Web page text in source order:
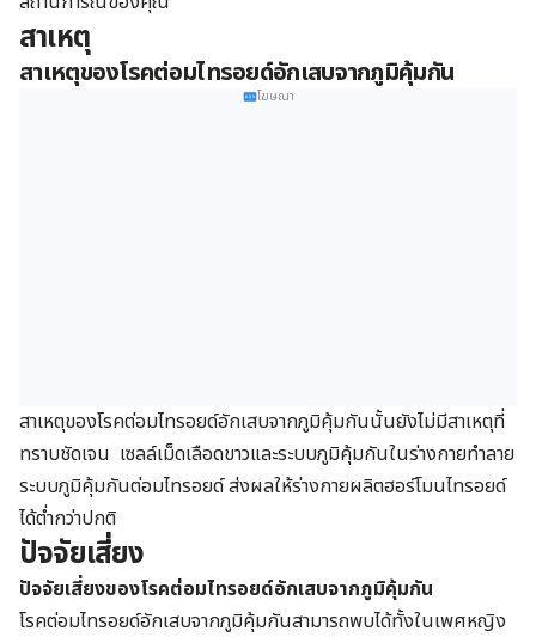
สาเหตุ
สาเหตุของโรคต่อมไทรอยด์อักเสบจากภูมิคุ้มกัน
โฆษณา
สาเหตุของโรคต่อมไทรอยด์อักเสบจากภูมิคุ้มกันนั้นยังไม่มีสาเหตุที่
ทราบชัดเจน เซลล์เม็ดเลือดขาวและระบบภูมิคุ้มกันในร่างกายทำลาย
ระบบภูมิคุ้มกันต่อมไทรอยด์ ส่งผลให้ร่างกายผลิตฮอร์โมนไทรอยด์
ได้ต่ำกว่าปกติ
ปัจจัยเสี่ยง
ปัจจัยเสี่ยงของโรคต่อมไทรอยด์อักเสบจากภูมิคุ้มกัน
โรคต่อมไทรอยด์อักเสบจากภูมิคุ้มกันสามารถพบได้ทั้งในเพศหญิง